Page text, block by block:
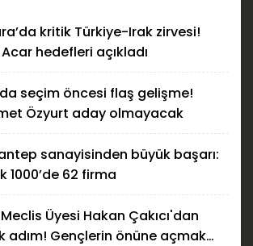
açıkladı.
kritik Türkiye-Irak zirvesi!
hedefleri açıkladı
seçim öncesi flaş gelişme!
Özyurt aday olmayacak
sanayisinden büyük başarı:
1000’de 62 firma
Üyesi Hakan Çakıcı'dan
adım! Gençlerin önüne açmak